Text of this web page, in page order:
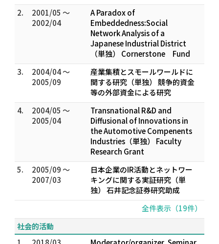
2.
2001/05 ～
2002/04
A Paradox of
Embeddedness:Social
Network Analysis of a
Japanese Industrial District
（単独） Cornerstone Fund
3.
2004/04 ～
2005/09
産業集積とスモールワールドに
関する研究（単独） 競争的資金
等の外部資金による研究
4.
2004/05 ～
2005/04
Transnational R&D and
Diffusional of Innovations in
the Automotive Compenents
Industries（単独） Faculty
Research Grant
5.
2005/09 ～
2007/03
日本企業のIR活動とネットワー
キングに関する実証研究（単
独） 石井記念証券研究助成
全件表示（19件）
社会的活動